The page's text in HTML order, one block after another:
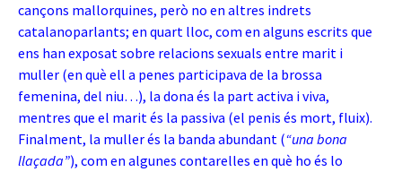
cançons mallorquines, però no en altres indrets
catalanoparlants; en quart lloc, com en alguns escrits que
ens han exposat sobre relacions sexuals entre marit i
muller (en què ell a penes participava de la brossa
femenina, del niu…), la dona és la part activa i viva,
mentres que el marit és la passiva (el penis és mort, fluix).
Finalment, la muller és la banda abundant (“una bona
llaçada”), com en algunes contarelles en què ho és lo